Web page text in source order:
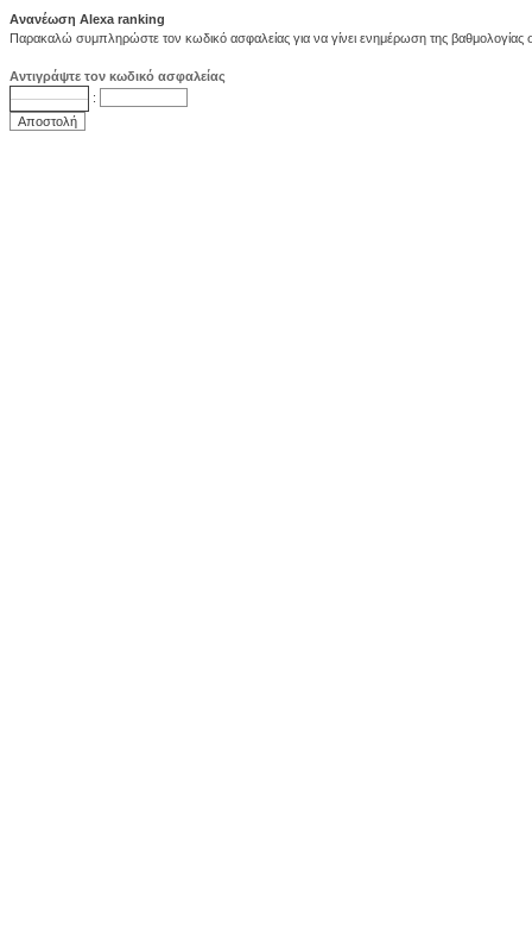
Ανανέωση Alexa ranking
Παρακαλώ συμπληρώστε τον κωδικό ασφαλείας για να γίνει ενημέρωση της βαθμολογίας
Αντιγράψτε τον κωδικό ασφαλείας
: